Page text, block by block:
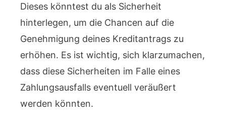
Dieses könntest du als Sicherheit
hinterlegen, um die Chancen auf die
Genehmigung deines Kreditantrags zu
erhöhen. Es ist wichtig, sich klarzumachen,
dass diese Sicherheiten im Falle eines
Zahlungsausfalls eventuell veräußert
werden könnten.